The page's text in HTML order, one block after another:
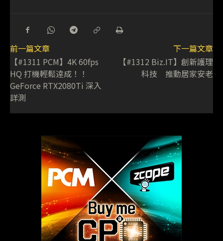
前一篇文章
【#1311 PCM】4K 60fps
HQ 打機輕鬆逹成！！
GeForce RTX2080Ti 深入
詳測
下一篇文章
【#1312 Biz.IT】創新護理
科技 推動居家安老